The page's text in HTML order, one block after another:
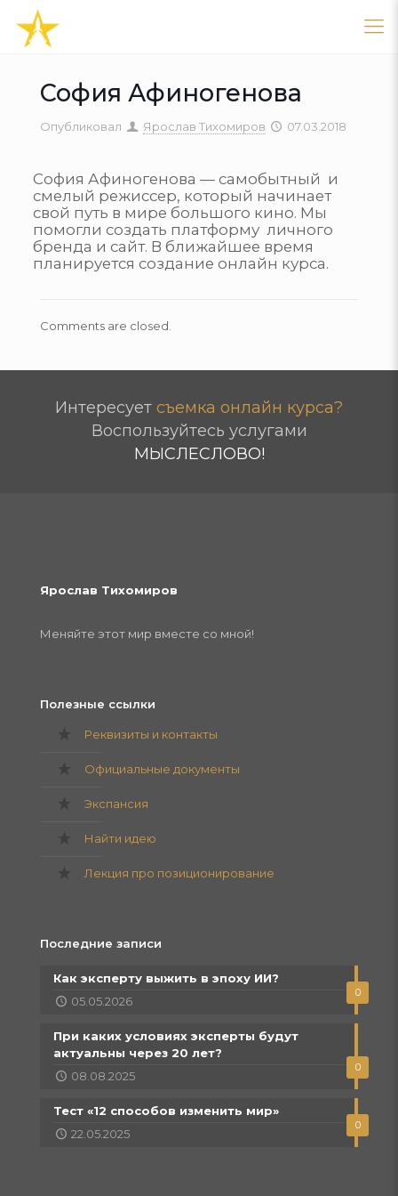
София Афиногенова
Опубликовал Ярослав Тихомиров 07.03.2018
София Афиногенова — самобытный и
смелый режиссер, который начинает
свой путь в мире большого кино. Мы
помогли создать платформу личного
бренда и сайт. В ближайшее время
планируется создание онлайн курса.
Comments are closed.
Интересует съемка онлайн курса?
Воспользуйтесь услугами
МЫСЛЕСЛОВО!
Ярослав Тихомиров
Меняйте этот мир вместе со мной!
Полезные ссылки
Реквизиты и контакты
Официальные документы
Экспансия
Найти идею
Лекция про позиционирование
Последние записи
0
Как эксперту выжить в эпоху ИИ?
05.05.2026
0
При каких условиях эксперты будут
актуальны через 20 лет?
08.08.2025
0
Тест «12 способов изменить мир»
22.05.2025